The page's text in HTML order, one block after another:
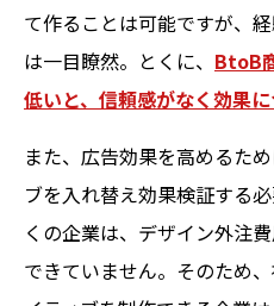
て作ることは可能ですが、
は一目瞭然。とくに、 BtoB
低いと、信頼感がなく効果に
また、広告効果を高めるた
ブを入れ替え効果検証する
くの企業は、デザイン外注
できていません。そのため